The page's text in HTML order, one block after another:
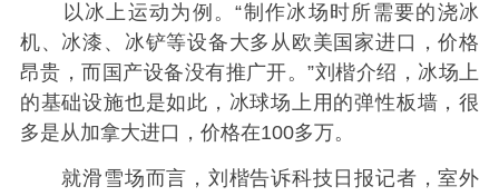
以冰上运动为例。“制作冰场时所需要的浇冰
机、冰漆、冰铲等设备大多从欧美国家进口，价格
昂贵，而国产设备没有推广开。”刘楷介绍，冰场上
的基础设施也是如此，冰球场上用的弹性板墙，很
多是从加拿大进口，价格在100多万。
就滑雪场而言，刘楷告诉科技日报记者，室外